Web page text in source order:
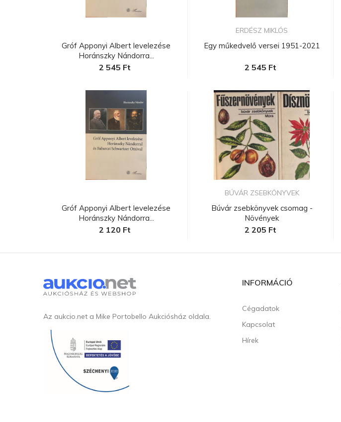
Gróf Apponyi Albert levelezése
Horánszky Nándorra...
2 545 Ft
Gróf Apponyi Albert levelezése
Horánszky Nándorra...
2 120 Ft
ERDÉSZ MIKLÓS
Egy műkedvelő versei 1951-2021
2 545 Ft
BÚVÁR ZSEBKÖNYVEK
Búvár zsebkönyvek csomag -
Növények
2 205 Ft
Az aukcio.net a Mike Portobello Aukciósház oldala.
INFORMÁCIÓ
Cégadatok
Kapcsolat
Hírek